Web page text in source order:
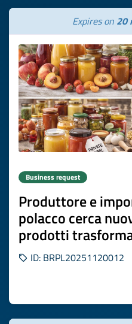
Expires on 20
Business request
Produttore e
polacco cerca
prodotti
ID: BRPL20251120012